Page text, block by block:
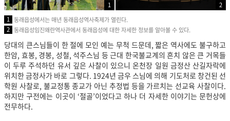
1
2
1 동래읍성에서는 매년 동래읍성역사축제가 열린다.
2 동래읍성임진왜란역사관에서 동래읍성에 대한 자세한 정보를 알아볼 수 있다.
당대의 큰스님들이 한 절에 모인 예는 무척 드문데, 짧은 역사에도 불구하고
한암, 효봉, 경봉, 성철, 석주스님 등 근대 한국불교계의 흔치 않은 큰 거목들
이 두루 주석하던 유서 깊은 사찰이 있으니 온천장 일원 금정산 산길자락에
위치한 금정사가 바로 그렇다. 1924년 금우 스님에 의해 기도처로 창건된 선
학원 사찰로, 불교정통 종교가 아닌 추정법 등을 가르치는 선교육 사찰이다.
하지만 구전에는 이곳이 ‘절골’이었다고 하나 더 자세한 이야기는 문헌상에
전무하다.